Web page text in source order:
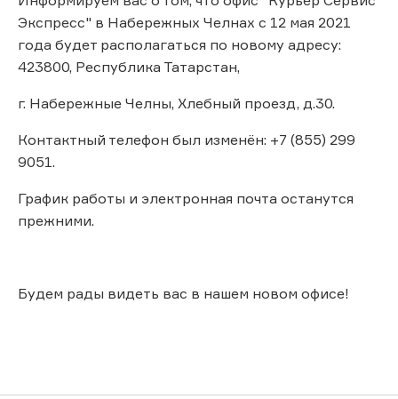
Экспресс" в Набережных Челнах с 12 мая 2021
года будет располагаться по новому адресу:
423800, Республика Татарстан,
г. Набережные Челны, Хлебный проезд, д.30.
Контактный телефон был изменён: +7 (855) 299
9051.
График работы и электронная почта останутся
прежними.
Будем рады видеть вас в нашем новом офисе!